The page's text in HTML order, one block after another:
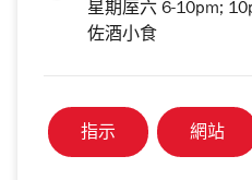
星期厔六 6-10pm;
佐酒小食
指示 網站